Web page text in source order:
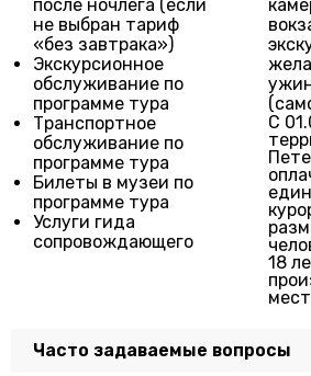
после ночлега (если
не выбран тариф
«без завтрака»)
Экскурсионное
обслуживание по
программе тура
Транспортное
обслуживание по
программе тура
Билеты в музеи по
программе тура
Услуги гида
сопровождающего
С
18
Часто задаваемые вопросы